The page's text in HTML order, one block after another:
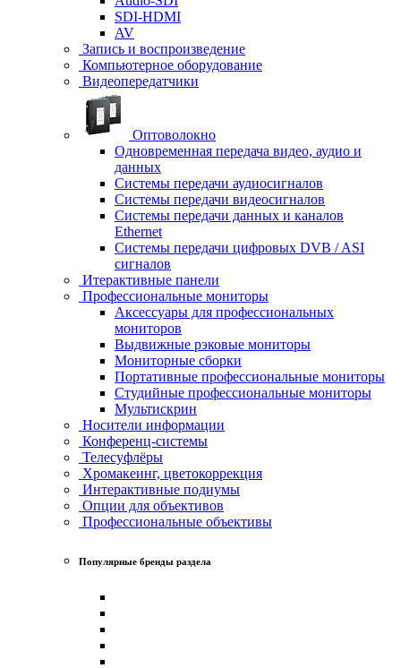
SDI-HDMI
AV
Запись и воспроизведение
Компьютерное оборудование
Видеопередатчики
Оптоволокно
Одновременная передача видео, аудио и
данных
Системы передачи аудиосигналов
Системы передачи видеосигналов
Системы передачи данных и каналов
Ethernet
Системы передачи цифровых DVB / ASI
сигналов
Итерактивные панели
Профессиональные мониторы
Аксессуары для профессиональных
мониторов
Выдвижные рэковые мониторы
Мониторные сборки
Портативные профессиональные мониторы
Студийные профессиональные мониторы
Мультискрин
Носители информации
Конференц-системы
Телесуфлёры
Хромакеинг, цветокоррекция
Интерактивные подиумы
Опции для объективов
Профессиональные объективы
Популярные бренды раздела